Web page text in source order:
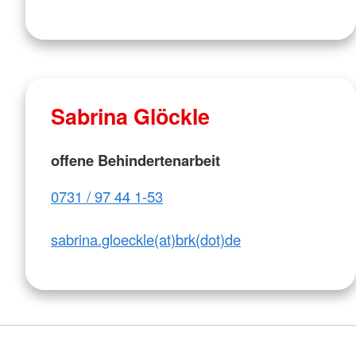
Sabrina Glöckle
offene Behindertenarbeit
0731 / 97 44 1-53
sabrina.gloeckle(at)brk(dot)de